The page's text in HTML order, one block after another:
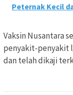
Peternak Kecil
Vaksin Nusantara
penyakit-penyakit
dan telah dikaji